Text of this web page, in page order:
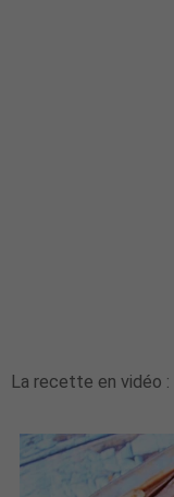
La recette en vidéo :